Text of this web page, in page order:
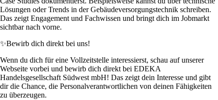
Lösungen oder Trends in der Gebäudeversorgungstechnik schreiben.
Das zeigt Engagement und Fachwissen und bringt dich im Jobmarkt
sichtbar nach vorne.
✨Bewirb dich direkt bei uns!
Wenn du dich für eine Vollzeitstelle interessierst, schau auf unserer
Webseite vorbei und bewirb dich direkt bei EDEKA
Handelsgesellschaft Südwest mbH! Das zeigt dein Interesse und gibt
dir die Chance, die Personalverantwortlichen von deinen Fähigkeiten
zu überzeugen.